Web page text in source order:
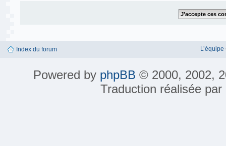
Index du forum L’équipe
Powered by phpBB © 2000, 2002,
Traduction réalisée par